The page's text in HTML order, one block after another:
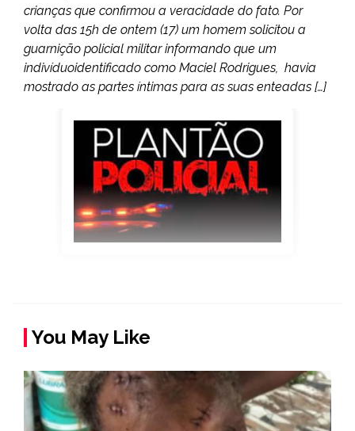
crianças que confirmou a veracidade do fato. Por
volta das 15h de ontem (17) um homem solicitou a
guarnição policial militar informando que um
indivíduoidentificado como Maciel Rodrigues, havia
mostrado as partes íntimas para as suas enteadas […]
You May Like